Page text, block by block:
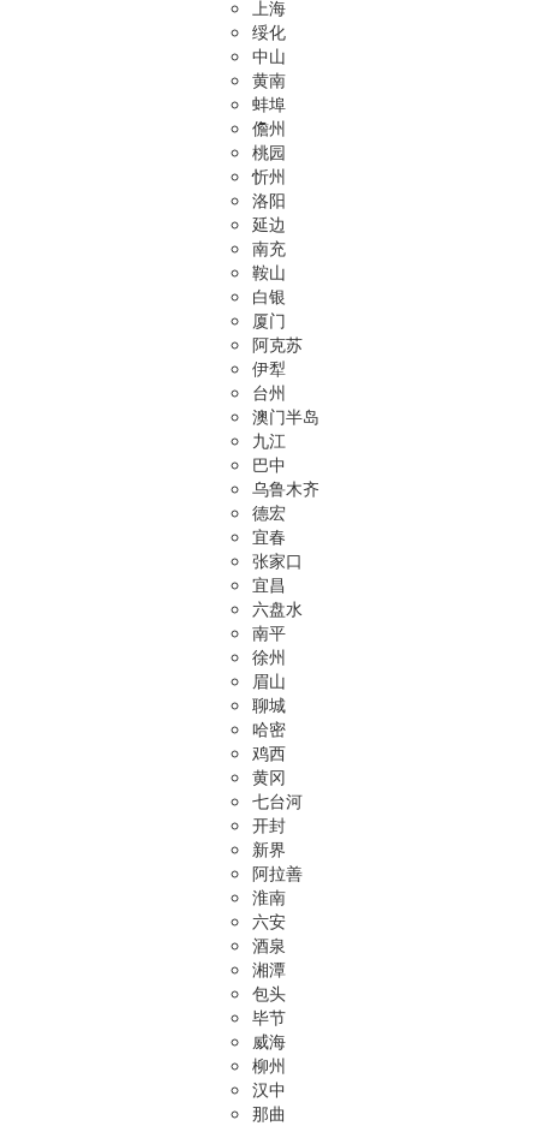
上海
绥化
中山
黄南
蚌埠
儋州
桃园
忻州
洛阳
延边
南充
鞍山
白银
厦门
阿克苏
伊犁
台州
澳门半岛
九江
巴中
乌鲁木齐
德宏
宜春
张家口
宜昌
六盘水
南平
徐州
眉山
聊城
哈密
鸡西
黄冈
七台河
开封
新界
阿拉善
淮南
六安
酒泉
湘潭
包头
毕节
威海
柳州
汉中
那曲